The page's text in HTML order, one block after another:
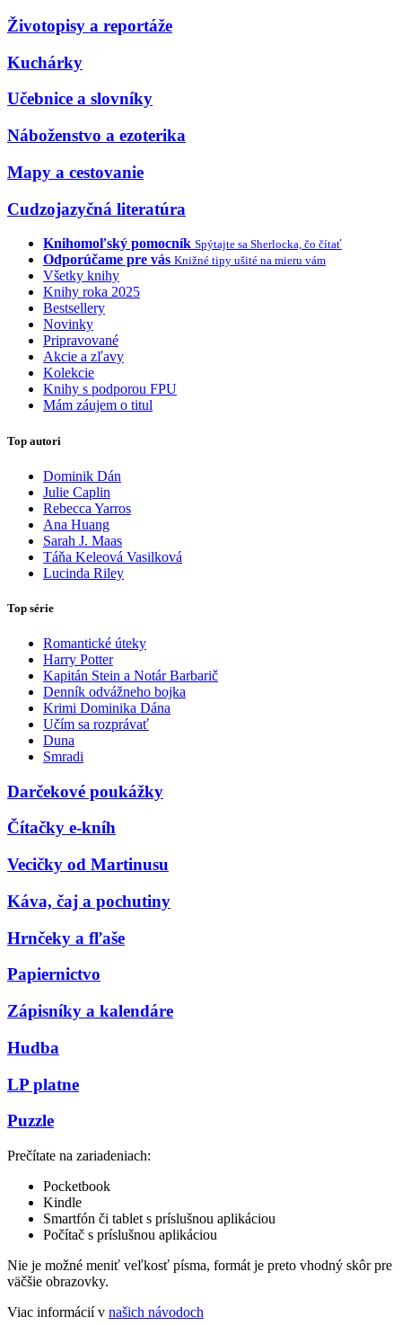
Životopisy a reportáže
Kuchárky
Učebnice a slovníky
Náboženstvo a ezoterika
Mapy a cestovanie
Cudzojazyčná literatúra
Knihomoľský pomocník Spýtajte sa Sherlocka, čo čítať
Odporúčame pre vás Knižné tipy ušité na mieru vám
Všetky knihy
Knihy roka 2025
Bestsellery
Novinky
Pripravované
Akcie a zľavy
Kolekcie
Knihy s podporou FPU
Mám záujem o titul
Top autori
Dominik Dán
Julie Caplin
Rebecca Yarros
Ana Huang
Sarah J. Maas
Táňa Keleová Vasilková
Lucinda Riley
Top série
Romantické úteky
Harry Potter
Kapitán Stein a Notár Barbarič
Denník odvážneho bojka
Krimi Dominika Dána
Učím sa rozprávať
Duna
Smradi
Darčekové poukážky
Čítačky e-kníh
Vecičky od Martinusu
Káva, čaj a pochutiny
Hrnčeky a fľaše
Papiernictvo
Zápisníky a kalendáre
Hudba
LP platne
Puzzle
Prečítate na zariadeniach:
Pocketbook
Kindle
Smartfón či tablet s príslušnou aplikáciou
Počítač s príslušnou aplikáciou
Nie je možné meniť veľkosť písma, formát je preto vhodný skôr pre
väčšie obrazovky.
Viac informácií v našich návodoch